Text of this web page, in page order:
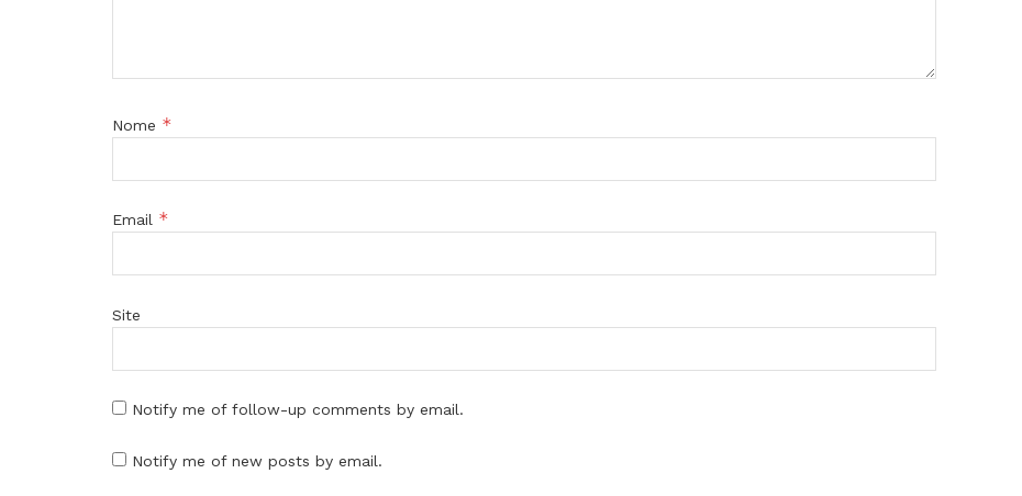
Nome *
Email *
Site
Notify me of follow-up comments by email.
Notify me of new posts by email.